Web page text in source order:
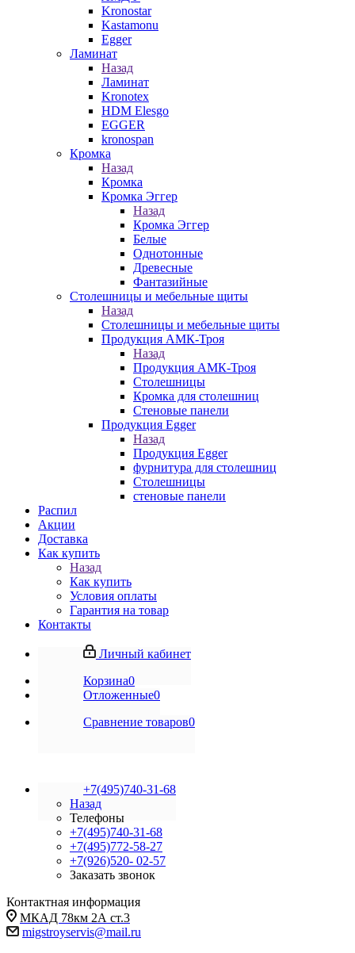
Kronostar
Kastamonu
Egger
Ламинат
Назад
Ламинат
Kronotex
HDM Elesgo
EGGER
kronospan
Кромка
Назад
Кромка
Кромка Эггер
Назад
Кромка Эггер
Белые
Однотонные
Древесные
Фантазийные
Столешницы и мебельные щиты
Назад
Столешницы и мебельные щиты
Продукция АМК-Троя
Назад
Продукция АМК-Троя
Столешницы
Кромка для столешниц
Стеновые панели
Продукция Egger
Назад
Продукция Egger
фурнитура для столешниц
Столешницы
стеновые панели
Распил
Акции
Доставка
Как купить
Назад
Как купить
Условия оплаты
Гарантия на товар
Контакты
Личный кабинет
Корзина0
Отложенные0
Сравнение товаров0
+7(495)740-31-68
Назад
Телефоны
+7(495)740-31-68
+7(495)772-58-27
+7(926)520- 02-57
Заказать звонок
Контактная информация
МКАД 78км 2А ст.3
migstroyservis@mail.ru